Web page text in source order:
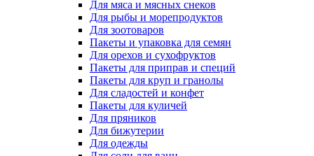
Для мяса и мясных снеков
Для рыбы и морепродуктов
Для зоотоваров
Пакеты и упаковка для семян
Для орехов и сухофруктов
Пакеты для приправ и специй
Пакеты для круп и гранолы
Для сладостей и конфет
Пакеты для куличей
Для пряников
Для бижутерии
Для одежды